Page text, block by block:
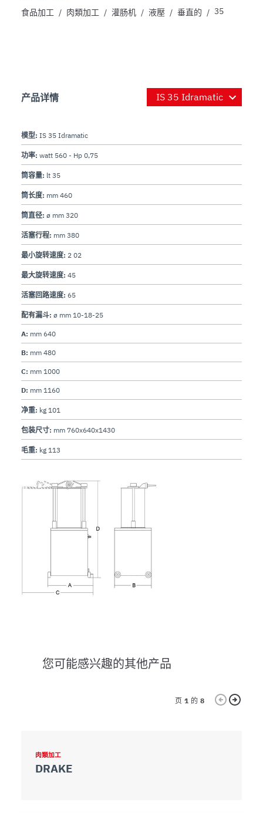
食品加工 / 肉類加工 / 灌肠机 / 液壓 / 垂直的 / 35
产品详情
模型: IS 35 Idramatic
功率: watt 560 - Hp 0,75
筒容量: lt 35
筒长度: mm 460
筒直径: ø mm 320
活塞行程: mm 380
最小旋转速度: 2 02
最大旋转速度: 45
活塞回路速度: 65
配有漏斗: ø mm 10-18-25
A: mm 640
B: mm 480
C: mm 1000
D: mm 1160
净重: kg 101
包装尺寸: mm 760x640x1430
毛重: kg 113
您可能感兴趣的其他产品
页 1 的 8
肉類加工
DRAKE